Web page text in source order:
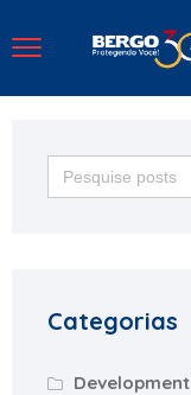
Search
for:
Categorias
Development